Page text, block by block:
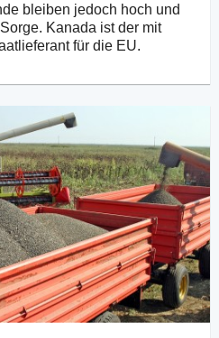
bleiben jedoch hoch und
Kanada ist der mit
für die EU.